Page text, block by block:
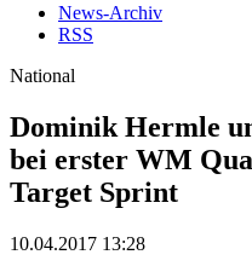
News-Archiv
RSS
National
Dominik Hermle
bei erster WM
Target Sprint
10.04.2017 13:28